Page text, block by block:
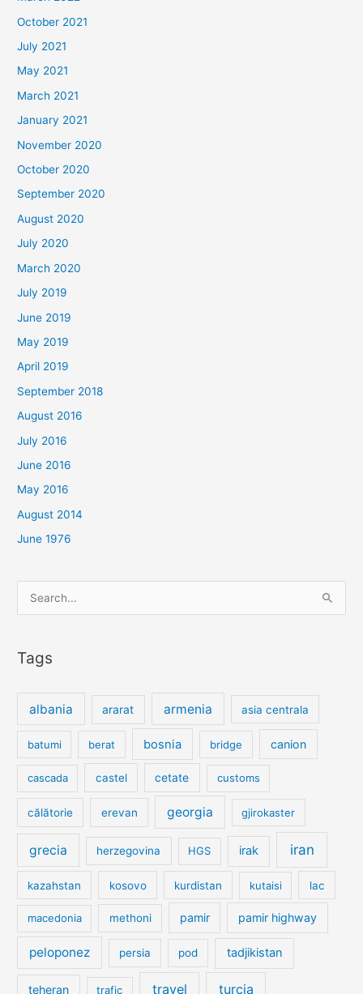
October 2021
July 2021
May 2021
March 2021
January 2021
November 2020
October 2020
September 2020
August 2020
July 2020
March 2020
July 2019
June 2019
May 2019
April 2019
September 2018
August 2016
July 2016
June 2016
May 2016
August 2014
June 1976
Search
for:
Tags
albania ararat armenia asia centrala
batumi berat bosnia bridge canion
cascada castel cetate customs
călătorie erevan georgia gjirokaster
grecia herzegovina HGS irak iran
kazahstan kosovo kurdistan kutaisi lac
macedonia methoni pamir pamir highway
peloponez persia pod tadjikistan
teheran trafic travel turcia